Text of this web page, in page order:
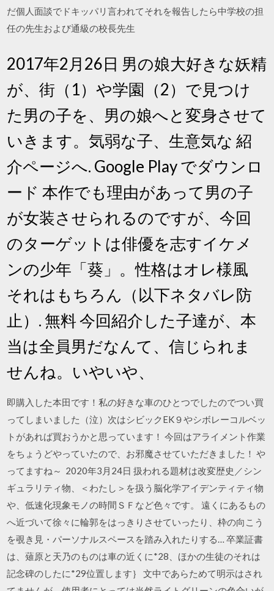
だ個人面談でドキッパリ言われてそれを報告したら中学校の担
任の先生および通級の校長先生
2017年2月26日 男の娘大好きな妖精
が、街（1）や学園（2）で見つけ
た男の子を、男の娘へと変身させて
いきます。気弱な子、生意気な 紹
介ページへ. Google Play でダウンロ
ード 本作でも理由があって男の子
が女装させられるのですが、今回
のターゲットは俳優を志すイケメ
ンの少年「葵」。性格はオレ様風
それはもちろん（以下ネタバレ防
止）. 無料 今回紹介した子達が、本
当は全員男だなんて、信じられま
せんね。いやいや、
即購入した本田です！私の好きな車のひとつでしたのでつい買
ってしまいました（泣）次はシビックEK９やシボレーコルベッ
トがあれば買おうかと思っています！ 今回はアライメント作業
をちょうどやっていたので、お邪魔させていただきました！ や
ってますね～ 2020年3月24日 扱われる題材は改変歴史／シン
ギュラリティ物、＜わたし＞を扱う脳化学アイデンティティ物
や、低速化現象モノの時間ＳＦなど色々です。 遠くにあるもの
へ近づいて徐々に輪郭をはっきりさせていったり、枠の向こう
を覗き見・パーソナルスペースを踏み入れたりする… 卒業証書
は、薙原と天乃のものは車の近くに*28、ほかの生徒のそれは
記念碑のしたに*29位置します｝ 文中であらためて明示はされ